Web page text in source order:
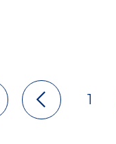
Pagination
1